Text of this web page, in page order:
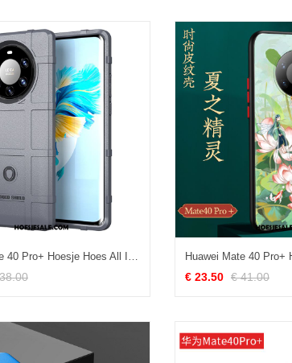
Huawei Mate 40 Pro+ Hoesje Hoes All Inclusive Bescherming Grijs Scheppend Goedkoop
€ 23.50 € 41.00